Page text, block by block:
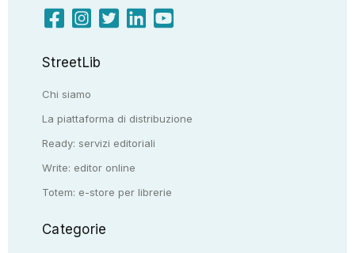
StreetLib
Chi siamo
La piattaforma di distribuzione
Ready: servizi editoriali
Write: editor online
Totem: e-store per librerie
Categorie